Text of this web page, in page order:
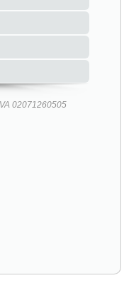
02071260505